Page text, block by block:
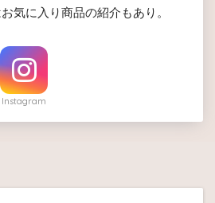
気に入り商品の紹介もあり。
Instagram